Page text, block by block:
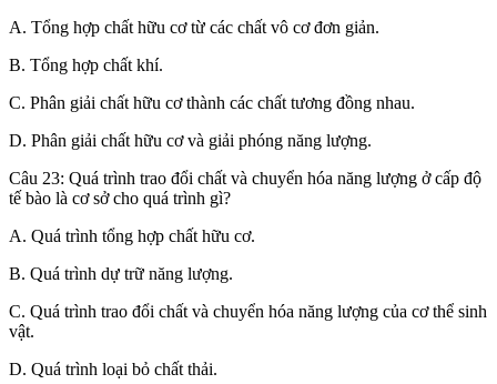
A. Tổng hợp chất hữu cơ từ các chất vô cơ đơn giản.
B. Tổng hợp chất khí.
C. Phân giải chất hữu cơ thành các chất tương đồng nhau.
D. Phân giải chất hữu cơ và giải phóng năng lượng.
Câu 23: Quá trình trao đổi chất và chuyển hóa năng lượng ở cấp độ
tế bào là cơ sở cho quá trình gì?
A. Quá trình tổng hợp chất hữu cơ.
B. Quá trình dự trữ năng lượng.
C. Quá trình trao đổi chất và chuyển hóa năng lượng của cơ thể sinh
vật.
D. Quá trình loại bỏ chất thải.